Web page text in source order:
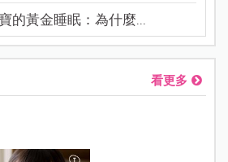
的黃金睡眠：為什麼...
看更多